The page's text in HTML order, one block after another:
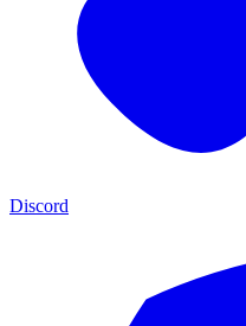
Discord